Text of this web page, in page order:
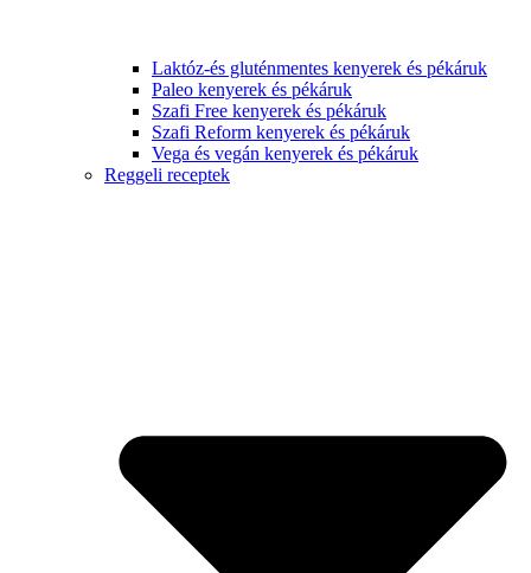
Laktóz-és gluténmentes kenyerek és pékáruk
Paleo kenyerek és pékáruk
Szafi Free kenyerek és pékáruk
Szafi Reform kenyerek és pékáruk
Vega és vegán kenyerek és pékáruk
Reggeli receptek